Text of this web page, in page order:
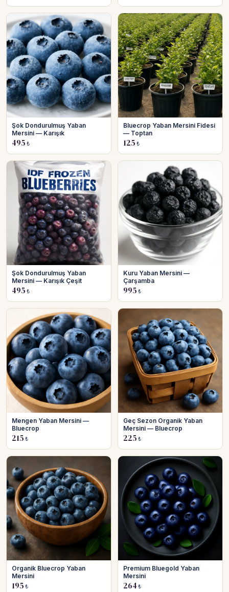
Şok Dondurulmuş Yaban
Mersini — Karışık
495 ₺
Bluecrop Yaban Mersini Fidesi
— Toptan
125 ₺
Şok Dondurulmuş Yaban
Mersini — Karışık Çeşit
495 ₺
Kuru Yaban Mersini —
Çarşamba
995 ₺
Mengen Yaban Mersini —
Bluecrop
215 ₺
Geç Sezon Organik Yaban
Mersini — Bluecrop
225 ₺
Organik Bluecrop Yaban
Mersini
195 ₺
Premium Bluegold Yaban
Mersini
264 ₺